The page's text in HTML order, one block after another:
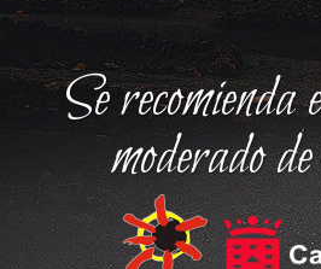
Se recomienda
moderado